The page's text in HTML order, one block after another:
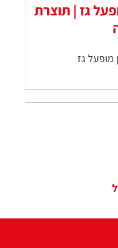
גז | תוצרת
גז